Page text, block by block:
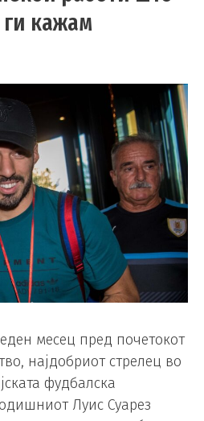
кажам
месец пред почетокот
најдобриот стрелец во
фудбалска
Луис Суарез